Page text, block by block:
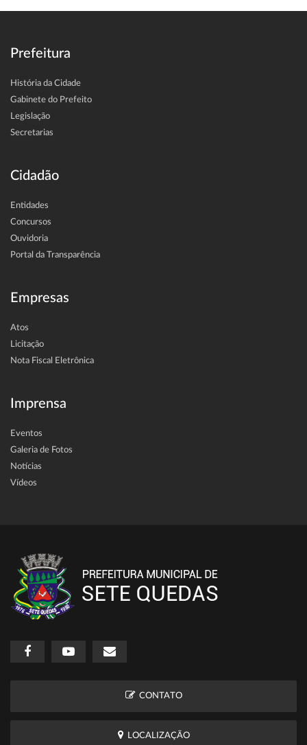
Prefeitura
História da Cidade
Gabinete do Prefeito
Legislação
Secretarias
Cidadão
Entidades
Concursos
Ouvidoria
Portal da Transparência
Empresas
Atos
Licitação
Nota Fiscal Eletrônica
Imprensa
Eventos
Galeria de Fotos
Notícias
Vídeos
CONTATO
LOCALIZAÇÃO